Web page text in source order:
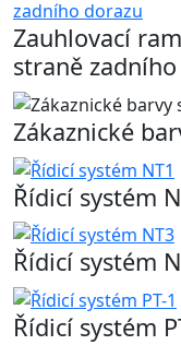
Zauhlovací
straně
Zákaznické
Řídicí systém
Řídicí systém
Řídicí systém